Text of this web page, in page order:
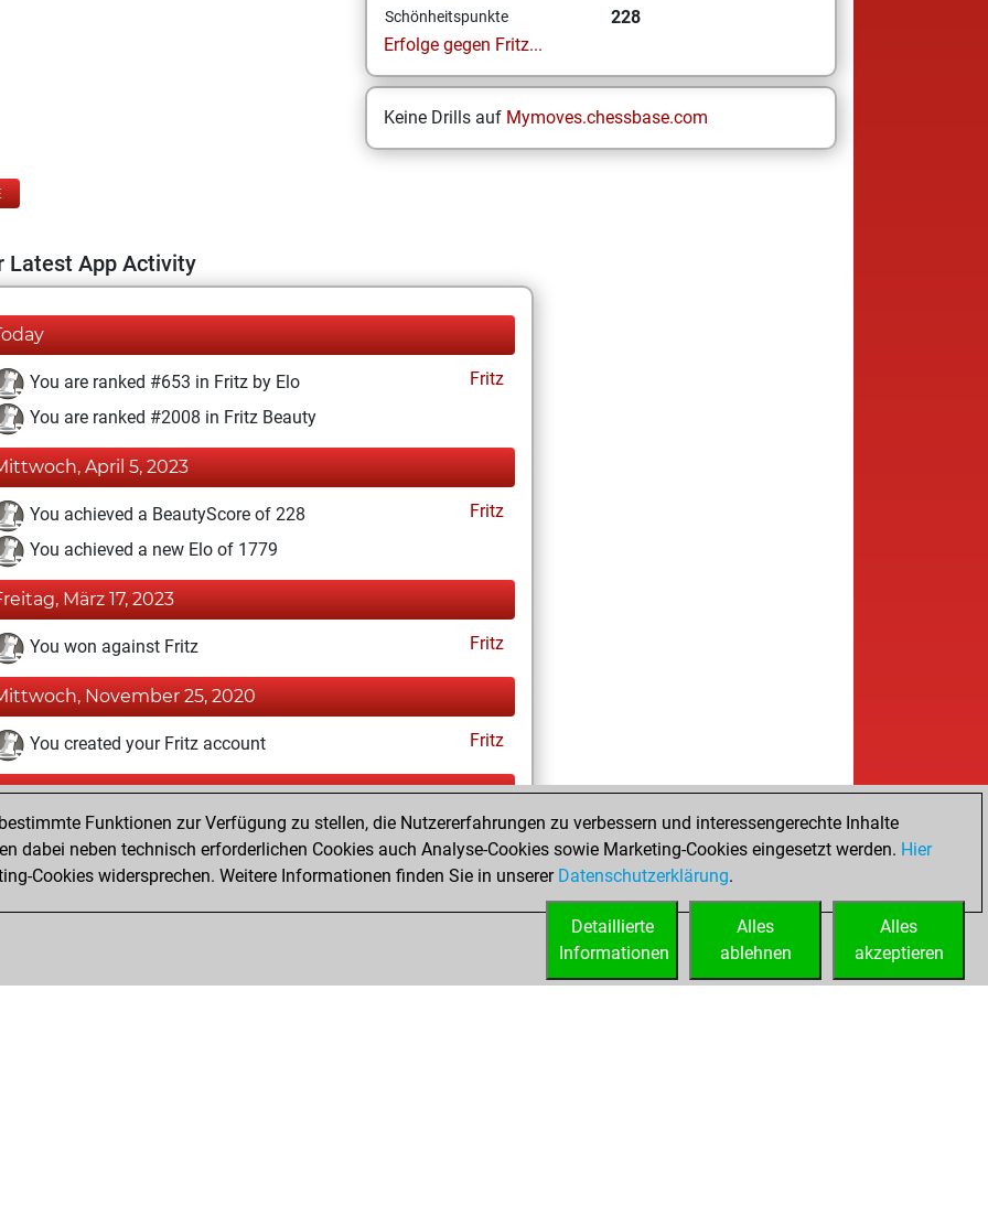
Schönheitspunkte
228
Erfolge gegen Fritz...
Keine Drills auf Mymoves.chessbase.com
Latest App Activity
You are ranked #653 in Fritz by Elo
Fritz
You are ranked #2008 in Fritz Beauty
April 5, 2023
You achieved a BeautyScore of 228
Fritz
You achieved a new Elo of 1779
März 17, 2023
You won against Fritz Fritz
November 25, 2020
You created your Fritz account Fritz
März 10, 2019
You played 1 slow games
Play
You scored +0 =0 -1 in slow games
Funktionen zur Verfügung zu stellen, die Nutzererfahrungen zu verbessern und interessengerechte Inhalte
dabei neben technisch erforderlichen Cookies auch Analyse-Cookies sowie Marketing-Cookies eingesetzt werden. Hier
Cookies widersprechen. Weitere Informationen finden Sie in unserer Datenschutzerklärung.
Alles
akzeptieren
Alles
ablehnen
Detaillierte
Informationen